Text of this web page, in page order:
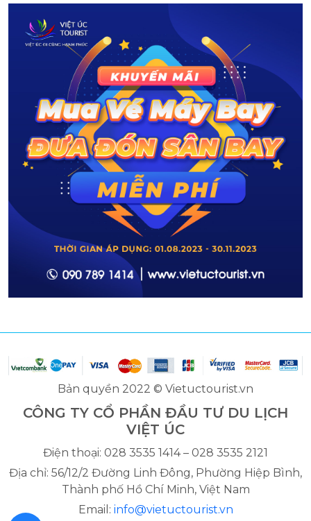
Bản quyền 2022 © Vietuctourist.vn
CÔNG TY CỔ PHẦN ĐẦU TƯ DU LỊCH
VIỆT ÚC
Điện thoại: 028 3535 1414 – 028 3535 2121
Địa chỉ: 56/12/2 Đường Linh Đông, Phường Hiệp Bình,
Thành phố Hồ Chí Minh, Việt Nam
Email: info@vietuctourist.vn